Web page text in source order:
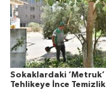
Sokaklardaki ‘Metruk’
Tehlikeye İnce Temizlik